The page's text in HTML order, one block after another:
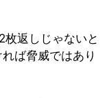
返しじゃないと
ば脅威ではあり